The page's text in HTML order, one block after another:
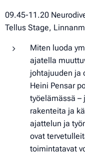
09.45-11.20
Tellus Stage,
Miten luoda
ajatella
johtajuuden ja
Heini Pensar
työelämässä –
rakenteita ja
ajattelun ja
ovat
toimintatavat